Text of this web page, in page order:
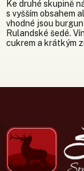
Ke druhé skupině
s vyšším obsahem
vhodné jsou
Rulandské šedé.
cukrem a krátkým